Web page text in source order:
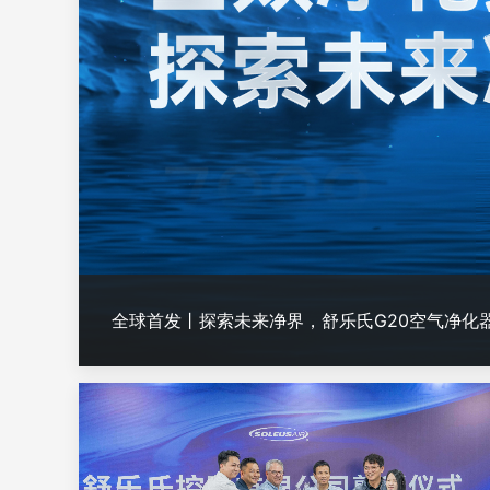
全球首发丨探索未来净界，舒乐氏G20空气净化